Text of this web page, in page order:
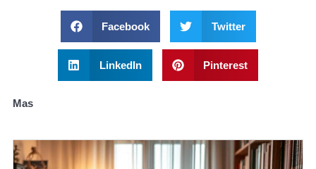
Facebook Twitter
LinkedIn Pinterest
Mas